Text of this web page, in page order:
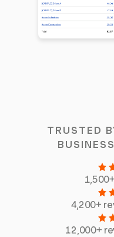
TRUSTED
4,200+
12,000+